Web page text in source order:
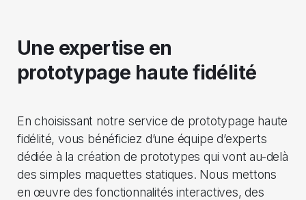
Une expertise en
prototypage haute fidélité
En choisissant notre service de prototypage haute
fidélité, vous bénéficiez d’une équipe d’experts
dédiée à la création de prototypes qui vont au-delà
des simples maquettes statiques. Nous mettons
en œuvre des fonctionnalités interactives, des